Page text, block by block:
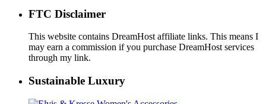
FTC Disclaimer
This website contains DreamHost affiliate links. This means I
may earn a commission if you purchase DreamHost services
through my link.
Sustainable Luxury